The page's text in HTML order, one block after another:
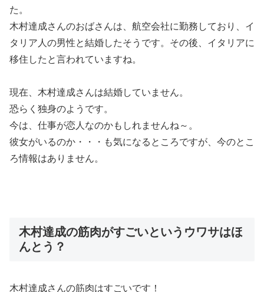
た。
木村達成さんのおばさんは、航空会社に勤務しており、イ
タリア人の男性と結婚したそうです。その後、イタリアに
移住したと言われていますね。
現在、木村達成さんは結婚していません。
恐らく独身のようです。
今は、仕事が恋人なのかもしれませんね～。
彼女がいるのか・・・も気になるところですが、今のとこ
ろ情報はありません。
木村達成の筋肉がすごいというウワサはほ
んとう？
木村達成さんの筋肉はすごいです！